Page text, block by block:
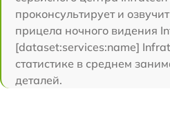
проконсультирует и
прицела ночного видения
[dataset:services:name]
статистике в среднем
деталей.